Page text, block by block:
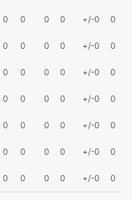
0 0 0 0 +/-0 0
0 0 0 0 +/-0 0
0 0 0 0 +/-0 0
0 0 0 0 +/-0 0
0 0 0 0 +/-0 0
0 0 0 0 +/-0 0
0 0 0 0 +/-0 0